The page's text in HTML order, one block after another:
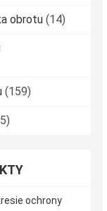
obrotu (14)
(159)
ochrony